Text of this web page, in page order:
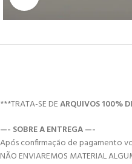
***TRATA-SE DEARQUIVOS 100%
—- SOBRE A ENTREGA —-
Após confirmação de pagamento
NÃO ENVIAREMOS MATERIAL